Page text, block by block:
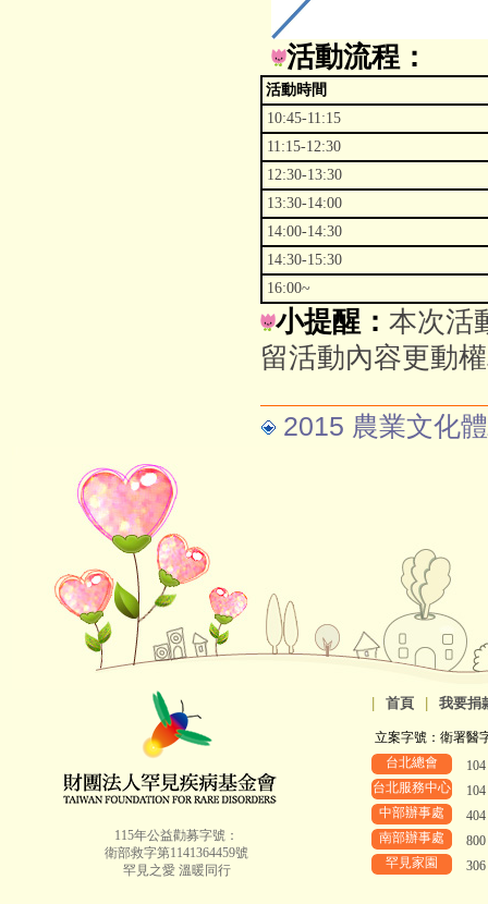
活動流程 ：
活動時間
10:45-11:15
11:15-12:30
12:30-13:30
13:30-14:00
14:00-14:30
14:30-15:30
16:00~
小提醒： 本次活
留活動內容更動
2015 農業文化
115年公益勸募字號：
衛部救字第1141364459號
罕見之愛 溫暖同行
首頁 我要捐
立案字號：衛署醫
台北總會
台北服務中心
中部辦事處
南部辦事處
罕見家園